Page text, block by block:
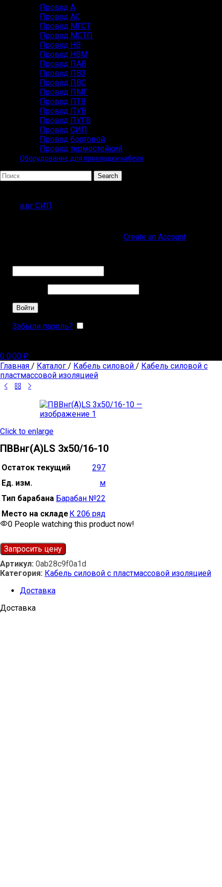
Провод А
Провод АС
Провод МГСТ
Провод МСТП
Провод НВ
Провод НВМ
Провод ПАВ
Провод ПВ3
Провод ПВС
Провод ПМГ
Провод ПТВ
Провод ПУВ
Провод ПУГВ
Провод СИП
Провод бортовой
Провод термостойкий
Оборудование для прокладки кабеля
Search
ввг СИП
Create an Account
Войти
Забыли пароль?
0 0,00 ₽
Главная / Каталог / Кабель силовой / Кабель силовой с
пластмассовой изоляцией
Click to enlarge
ПВВнг(А)LS 3х50/16-10
Остаток текущий
297
Ед. изм.
м
Тип барабана Барабан №22
Место на складе К 206 ряд
0 People watching this product now!
Запросить цену
Артикул: 0ab28c9f0a1d
Категория: Кабель силовой с пластмассовой изоляцией
Доставка
Доставка